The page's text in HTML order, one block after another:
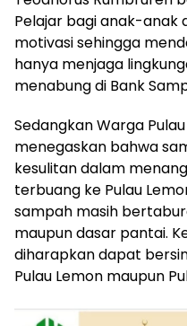
Pelajar bagi anak-anak
motivasi sehingga
hanya menjaga
menabung di Bank
Sedangkan Warga
menegaskan bahwa
kesulitan dalam
terbuang ke Pulau
sampah masih
maupun dasar pantai.
diharapkan dapat
Pulau Lemon maupun